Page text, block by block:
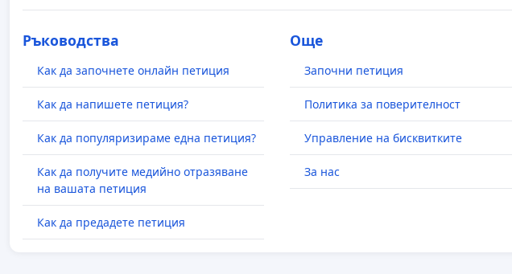
Ръководства
Как да започнете онлайн петиция
Как да напишете петиция?
Как да популяризираме една петиция?
Как да получите медийно отразяване
на вашата петиция
Как да предадете петиция
Още
Започни петиция
Политика за поверителност
Управление на бисквитките
За нас